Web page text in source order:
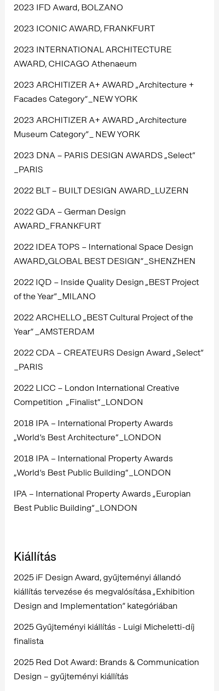
2023 IFD Award, BOLZANO
2023 ICONIC AWARD, FRANKFURT
2023 INTERNATIONAL ARCHITECTURE
AWARD, CHICAGO Athenaeum
2023 ARCHITIZER A+ AWARD „Architecture +
Facades Category”_NEW YORK
2023 ARCHITIZER A+ AWARD „Architecture
Museum Category”_ NEW YORK
2023 DNA – PARIS DESIGN AWARDS „Select”
_PARIS
2022 BLT – BUILT DESIGN AWARD_LUZERN
2022 GDA – German Design
AWARD_FRANKFURT
2022 IDEA TOPS – International Space Design
AWARD„GLOBAL BEST DESIGN”_SHENZHEN
2022 IQD – Inside Quality Design „BEST Project
of the Year”_MILANO
2022 ARCHELLO „BEST Cultural Project of the
Year” _AMSTERDAM
2022 CDA – CREATEURS Design Award „Select”
_PARIS
2022 LICC – London International Creative
Competition „Finalist”_LONDON
2018 IPA – International Property Awards
„World’s Best Architecture”_LONDON
2018 IPA – International Property Awards
„World’s Best Public Building”_LONDON
IPA – International Property Awards „Europian
Best Public Building”_LONDON
Kiállítás
2025 iF Design Award, gyűjteményi állandó
kiállítás tervezése és megvalósítása „Exhibition
Design and Implementation” kategóriában
2025 Gyűjteményi kiállítás - Luigi Micheletti-díj
finalista
2025 Red Dot Award: Brands & Communication
Design – gyűjteményi kiállítás